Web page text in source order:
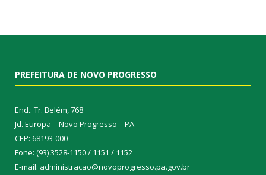
PREFEITURA DE NOVO PROGRESSO
End.: Tr. Belém, 768
Jd. Europa – Novo Progresso – PA
CEP: 68193-000
Fone: (93) 3528-1150 / 1151 / 1152
E-mail: administracao@novoprogresso.pa.gov.br